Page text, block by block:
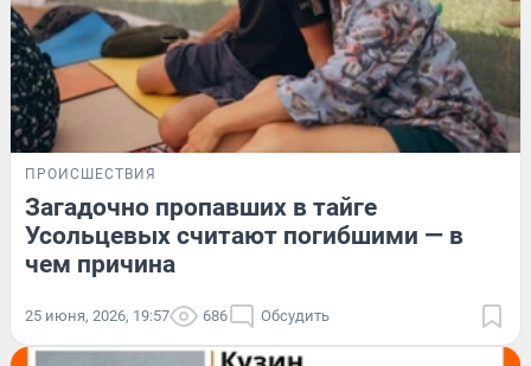
ПРОИСШЕСТВИЯ
Загадочно пропавших в тайге
Усольцевых считают погибшими — в
чем причина
25 июня, 2026, 19:57 686 Обсудить